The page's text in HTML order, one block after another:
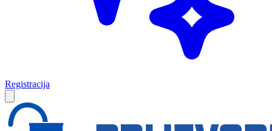
Registracija